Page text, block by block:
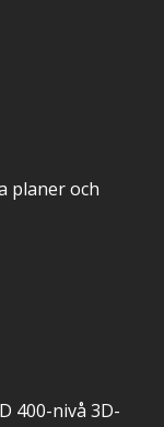
planer och
400-nivå 3D-